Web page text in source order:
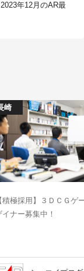
年12月のAR最
崎
積極採用】３ＤＣＧゲ
イナー募集中！